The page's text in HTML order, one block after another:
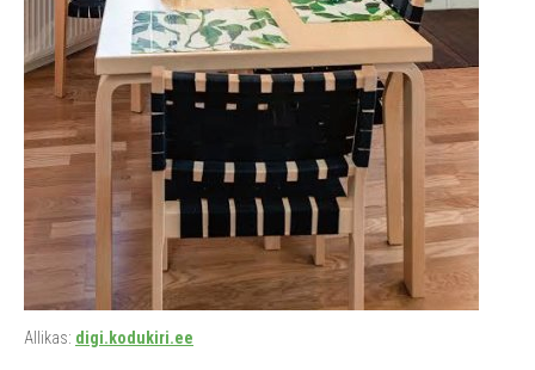
Allikas: digi.kodukiri.ee